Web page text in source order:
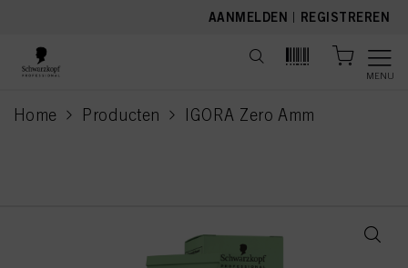
AANMELDEN | REGISTREREN
MENU
Home Producten IGORA Zero Amm
current page